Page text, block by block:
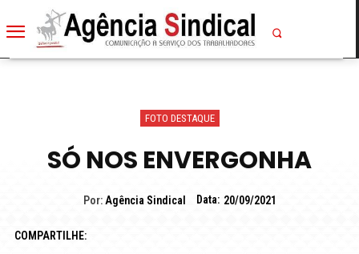
FOTO DESTAQUE
SÓ NOS ENVERGONHA
Por: Agência Sindical Data: 20/09/2021
COMPARTILHE: